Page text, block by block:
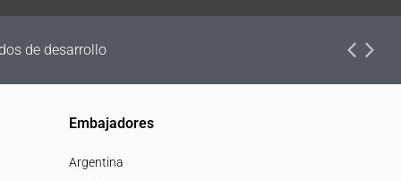
de desarrollo
Embajadores
Argentina